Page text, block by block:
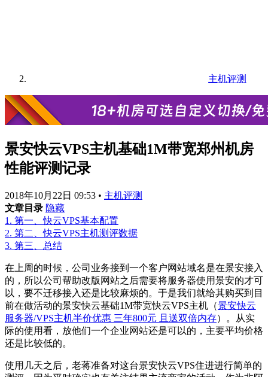
主机评测
景安快云VPS主机基础1M带宽郑州机房
性能评测记录
2018年10月22日 09:53 • 主机评测
文章目录 隐藏
1. 第一、快云VPS基本配置
2. 第二、快云VPS主机测评数据
3. 第三、总结
在上周的时候，公司业务接到一个客户网站域名是在景安接入
的，所以公司帮助改版网站之后需要将服务器使用景安的才可
以，要不迁移接入还是比较麻烦的。于是我们就给其购买到目
前在做活动的景安快云基础1M带宽快云VPS主机（景安快云
服务器/VPS主机半价优惠 三年800元 且送双倍内存）。从实
际的使用看，放他们一个企业网站还是可以的，主要平均价格
还是比较低的。
使用几天之后，老蒋准备对这台景安快云VPS住进进行简单的